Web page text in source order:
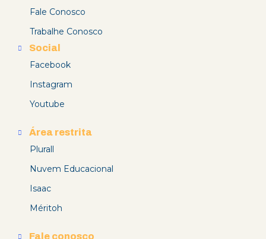
Fale Conosco
Trabalhe Conosco
Social
Facebook
Instagram
Youtube
Área restrita
Plurall
Nuvem Educacional
Isaac
Méritoh
Fale conosco